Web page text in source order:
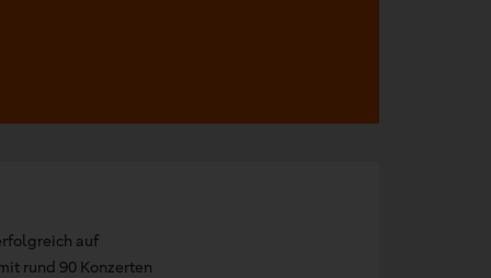
auf
rund 90 Konzerten